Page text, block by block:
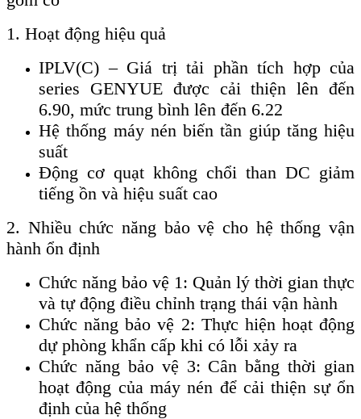
1. Hoạt động hiệu quả
IPLV(C) – Giá trị tải phần tích hợp của
series GENYUE được cải thiện lên đến
6.90, mức trung bình lên đến 6.22
Hệ thống máy nén biến tần giúp tăng hiệu
suất
Động cơ quạt không chổi than DC giảm
tiếng ồn và hiệu suất cao
2. Nhiều chức năng bảo vệ cho hệ thống vận
hành ổn định
Chức năng bảo vệ 1: Quản lý thời gian thực
và tự động điều chỉnh trạng thái vận hành
Chức năng bảo vệ 2: Thực hiện hoạt động
dự phòng khẩn cấp khi có lỗi xảy ra
Chức năng bảo vệ 3: Cân bằng thời gian
hoạt động của máy nén để cải thiện sự ổn
định của hệ thống